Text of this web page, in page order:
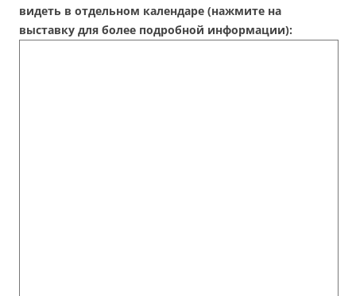
видеть в отдельном календаре (нажмите на
выставку для более подробной информации):